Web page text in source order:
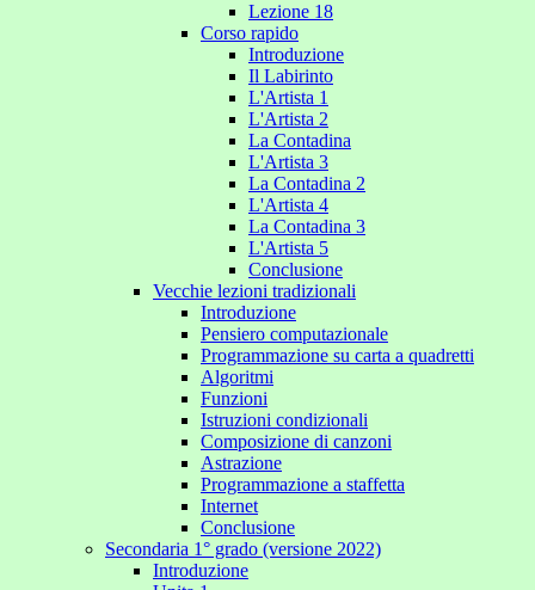
Lezione 18
Corso rapido
Introduzione
Il Labirinto
L'Artista 1
L'Artista 2
La Contadina
L'Artista 3
La Contadina 2
L'Artista 4
La Contadina 3
L'Artista 5
Conclusione
Vecchie lezioni tradizionali
Introduzione
Pensiero computazionale
Programmazione su carta a quadretti
Algoritmi
Funzioni
Istruzioni condizionali
Composizione di canzoni
Astrazione
Programmazione a staffetta
Internet
Conclusione
Secondaria 1° grado (versione 2022)
Introduzione